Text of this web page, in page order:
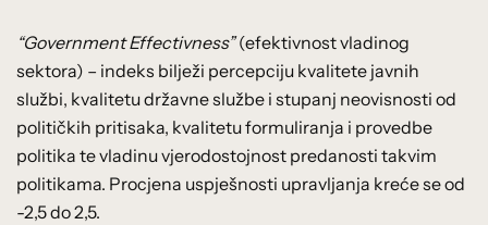
“Government Effectivness”(efektivnost vladinog
sektora) – indeks bilježi percepciju kvalitete javnih
službi, kvalitetu državne službe i stupanj neovisnosti od
političkih pritisaka, kvalitetu formuliranja i provedbe
politika te vladinu vjerodostojnost predanosti takvim
politikama. Procjena uspješnosti upravljanja kreće se od
-2,5 do 2,5.